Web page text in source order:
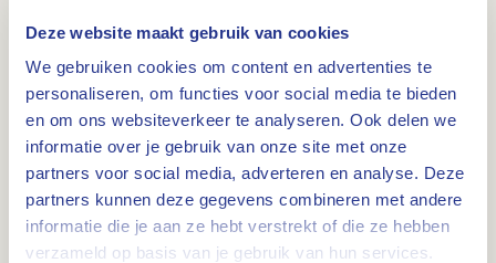
Deze website maakt gebruik van cookies
We gebruiken cookies om content en advertenties te
personaliseren, om functies voor social media te bieden
en om ons websiteverkeer te analyseren. Ook delen we
informatie over je gebruik van onze site met onze
partners voor social media, adverteren en analyse. Deze
partners kunnen deze gegevens combineren met andere
informatie die je aan ze hebt verstrekt of die ze hebben
verzameld op basis van je gebruik van hun services.
aantrekkelijke en meest gevarieerde molenregio
van Zuid Nederland. Sommige van deze molens
hebben een geschiedenis die honderden jaren
oud is. Een bezoek aan de windmolens in Weert is
altijd mogelijk als een molen draait, de
molenpoort open staat of de blauwe wimpel bij
de molen is uitgestoken. Daarnaast worden er
regelmatig op woensdag, zaterdag en soms ook